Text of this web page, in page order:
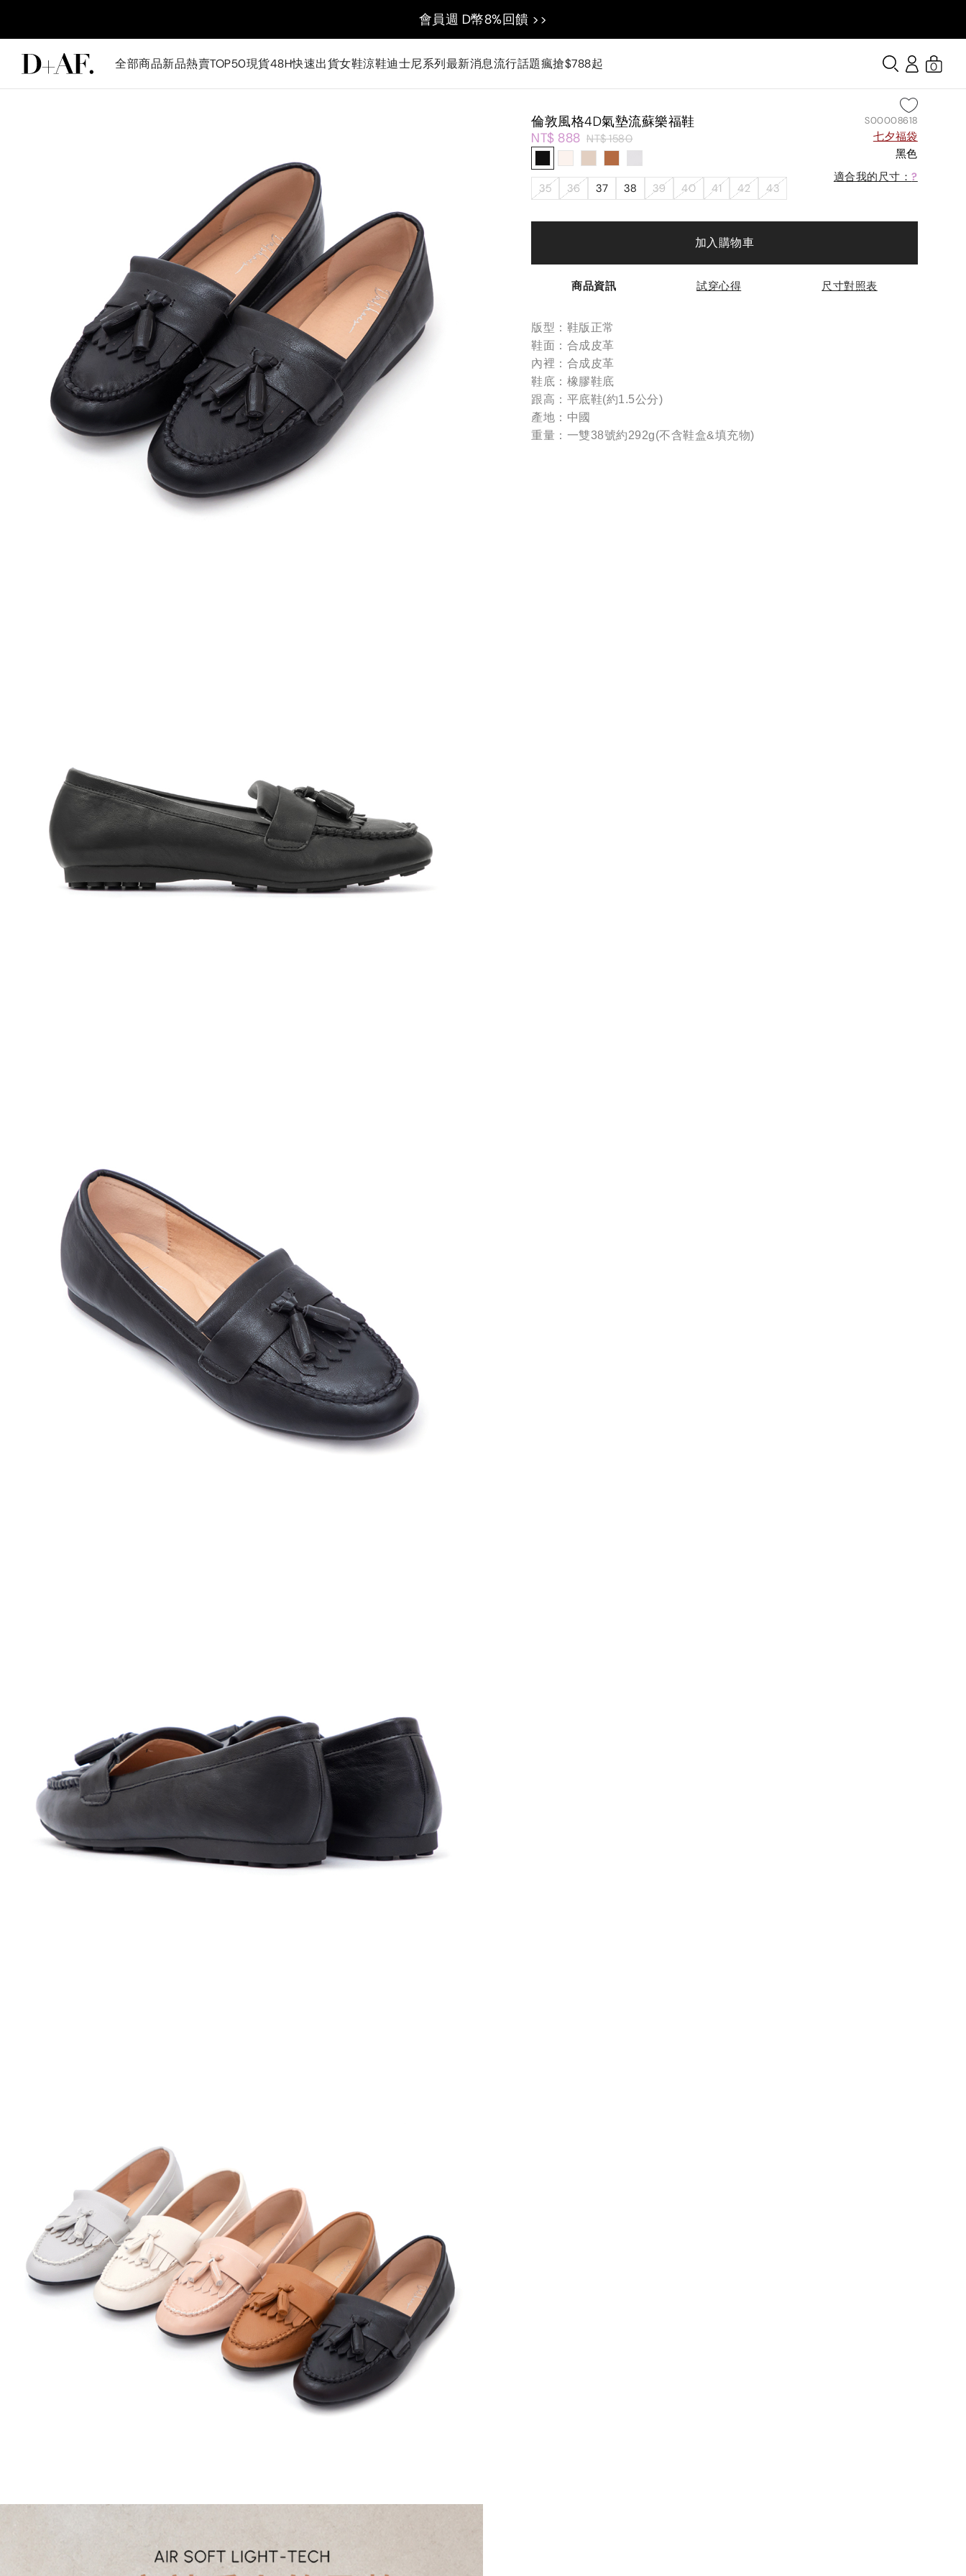
會員週 D幣8%回饋 >>
全部商品新品熱賣TOP50現貨48H快速出貨女鞋涼鞋迪士尼系列最新消息流行話題瘋搶$788起 0
倫敦風格4D氣墊流蘇樂福鞋 S00008618
NT$ 888 NT$ 1580
七夕福袋
黑色
35 36 37 38 39 40 41 42 43
適合我的尺寸：?
加入購物車
商品資訊 試穿心得 尺寸對照表
版型：鞋版正常
鞋面：合成皮革
內裡：合成皮革
鞋底：橡膠鞋底
跟高：平底鞋(約1.5公分)
產地：中國
重量：一雙38號約292g(不含鞋盒&填充物)